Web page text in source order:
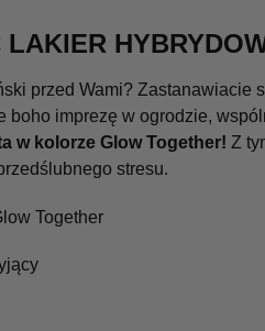
LAKIER
przed Wami? Zastanawiacie
boho imprezę w ogrodzie,
w kolorze Glow Together! Z
stresu.
Together